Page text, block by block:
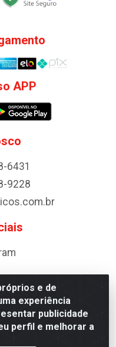
e de
experiência
publicidade
perfil e melhorar a
APP
6431
9228
LTDA - BA-052,
000 - CNPJ
75